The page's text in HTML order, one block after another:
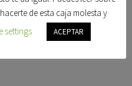
de esta caja molesta y
settings ACEPTAR